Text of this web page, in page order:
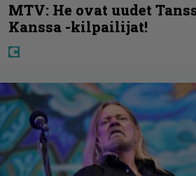
MTV: He ovat uudet
Kanssa -kilpailijat!